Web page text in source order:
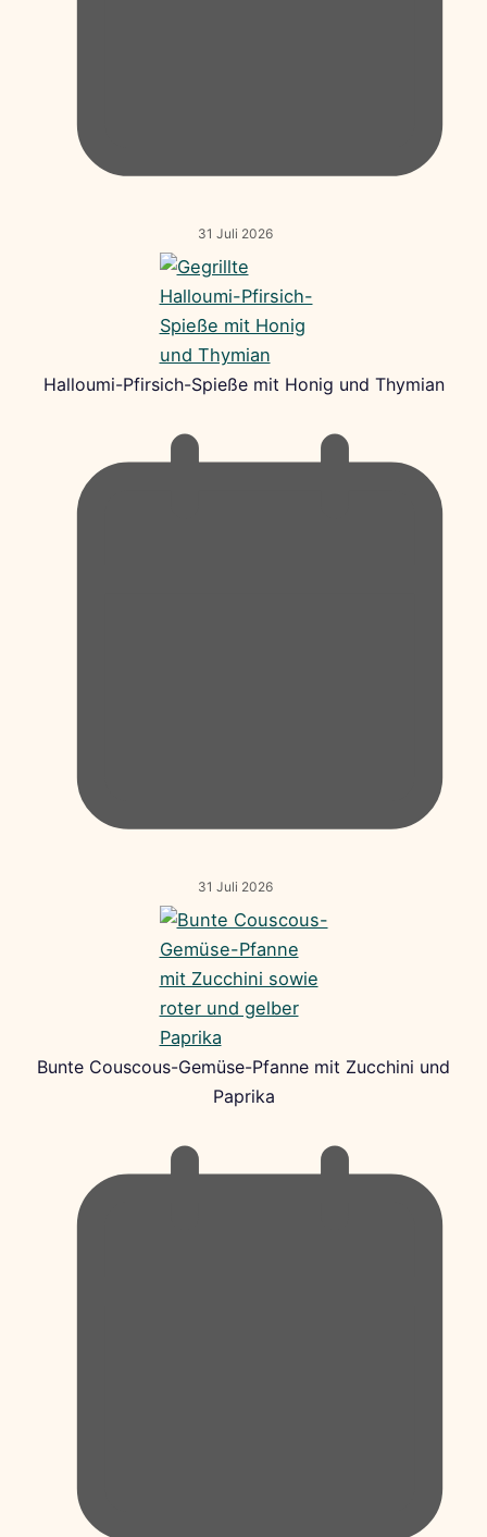
31 Juli 2026
Halloumi-Pfirsich-Spieße mit Honig und Thymian
31 Juli 2026
Bunte Couscous-Gemüse-Pfanne mit Zucchini und
Paprika